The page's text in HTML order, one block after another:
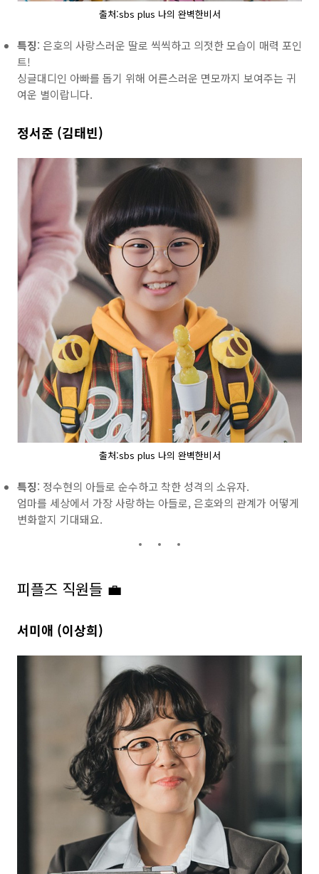
출처:sbs plus 나의 완벽한비서
특징: 은호의 사랑스러운 딸로 씩씩하고 의젓한 모습이 매력 포인
트!
싱글대디인 아빠를 돕기 위해 어른스러운 면모까지 보여주는 귀
여운 별이랍니다.
정서준 (김태빈)
출처:sbs plus 나의 완벽한비서
특징: 정수현의 아들로 순수하고 착한 성격의 소유자.
엄마를 세상에서 가장 사랑하는 아들로, 은호와의 관계가 어떻게
변화할지 기대돼요.
피플즈 직원들 💼
서미애 (이상희)